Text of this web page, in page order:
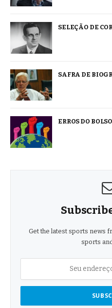
SELEÇÃO DE
SAFRA DE
ERROS DO
Get the latest sports news
sports